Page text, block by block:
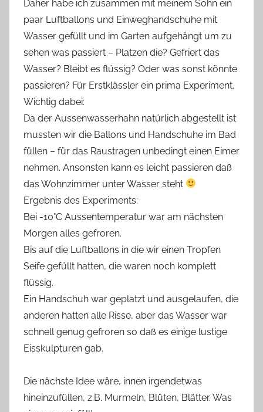
Daher habe ich zusammen mit meinem Sohn ein
paar Luftballons und Einweghandschuhe mit
Wasser gefüllt und im Garten aufgehängt um zu
sehen was passiert – Platzen die? Gefriert das
Wasser? Bleibt es flüssig? Oder was sonst könnte
passieren? Für Erstklässler ein prima Experiment.
Wichtig dabei:
Da der Aussenwasserhahn natürlich abgestellt ist
mussten wir die Ballons und Handschuhe im Bad
füllen – für das Raustragen unbedingt einen Eimer
nehmen. Ansonsten kann es leicht passieren daß
das Wohnzimmer unter Wasser steht
Ergebnis des Experiments:
Bei -10°C Aussentemperatur war am nächsten
Morgen alles gefroren.
Bis auf die Luftballons in die wir einen Tropfen
Seife gefüllt hatten, die waren noch komplett
flüssig.
Ein Handschuh war geplatzt und ausgelaufen, die
anderen hatten alle Risse, aber das Wasser war
schnell genug gefroren so daß es einige lustige
Eisskulpturen gab.
Die nächste Idee wäre, innen irgendetwas
hineinzufüllen, z.B. Murmeln, Blüten, Blätter. Was